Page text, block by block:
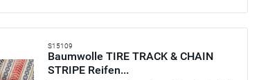
S15109
Baumwolle TIRE TRACK & CHAIN
STRIPE Reifen...